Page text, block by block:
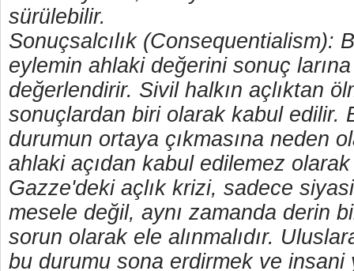
sürülebilir.
Sonuçsalcılık (Consequentialism):
eylemin ahlaki değerini sonuç
değerlendirir. Sivil halkın açlıktan
sonuçlardan biri olarak kabul edilir.
durumun ortaya çıkmasına neden
ahlaki açıdan kabul edilemez
Gazze'deki açlık krizi, sadece
mesele değil, aynı zamanda derin
sorun olarak ele alınmalıdır.
bu durumu sona erdirmek ve insani